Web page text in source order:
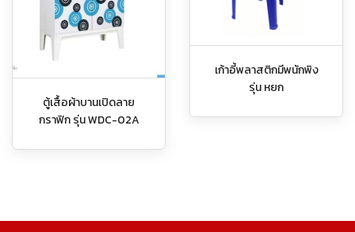
ตู้เสื้อผ้าบานเปิดลาย
กราฟิก รุ่น WDC-02A
เก้าอี้พลาสติกมีพนักพิง
รุ่น หยก